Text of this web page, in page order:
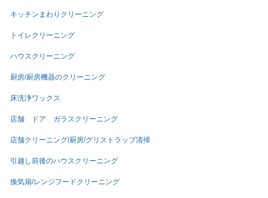
キッチンまわりクリーニング
トイレクリーニング
ハウスクリーニング
厨房/厨房機器のクリーニング
床洗浄ワックス
店舗 ドア ガラスクリーニング
店舗クリーニング/厨房/グリストラップ清掃
引越し前後のハウスクリーニング
換気扇/レンジフードクリーニング